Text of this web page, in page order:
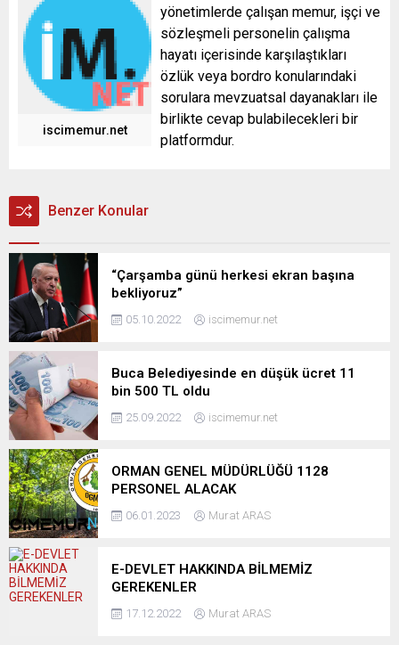
iscimemur.net
yönetimlerde çalışan memur, işçi ve
sözleşmeli personelin çalışma
hayatı içerisinde karşılaştıkları
özlük veya bordro konularındaki
sorulara mevzuatsal dayanakları ile
birlikte cevap bulabilecekleri bir
platformdur.
Benzer Konular
“Çarşamba günü herkesi ekran başına
bekliyoruz”
05.10.2022 iscimemur.net
Buca Belediyesinde en düşük ücret 11
bin 500 TL oldu
25.09.2022 iscimemur.net
ORMAN GENEL MÜDÜRLÜĞÜ 1128
PERSONEL ALACAK
06.01.2023 Murat ARAS
E-DEVLET HAKKINDA BİLMEMİZ
GEREKENLER
17.12.2022 Murat ARAS